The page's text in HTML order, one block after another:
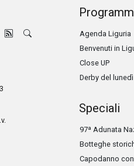
Agenda Liguria
Benvenuti in
Close UP
Derby del lunedì
Speciali
97ª Adunata
Botteghe
Capodanno